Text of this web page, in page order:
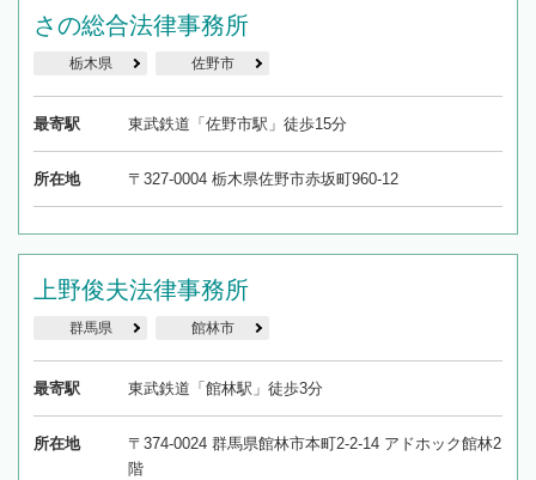
さの総合法律事務所
栃木県 佐野市
最寄駅 東武鉄道「佐野市駅」徒歩15分
所在地 〒327-0004 栃木県佐野市赤坂町960-12
上野俊夫法律事務所
群馬県 館林市
最寄駅 東武鉄道「館林駅」徒歩3分
所在地
〒374-0024 群馬県館林市本町2-2-14 アドホック館林2
階